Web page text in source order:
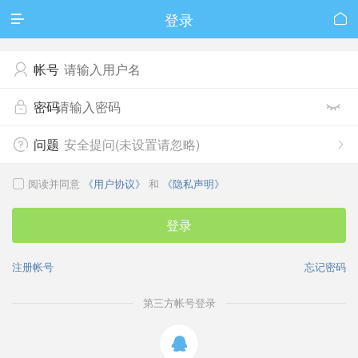
 登录 
 帐号
 密码 
 问题 
安全提问(未设置请忽略)
 阅读并同意 《用户协议》 和 《隐私声明》
登录
忘记密码
注册帐号
第三方帐号登录
